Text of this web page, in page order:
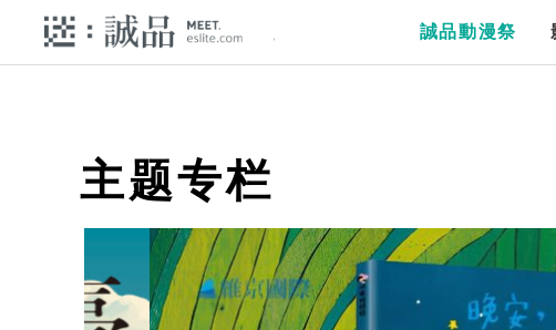
誠品動漫祭
主题专栏